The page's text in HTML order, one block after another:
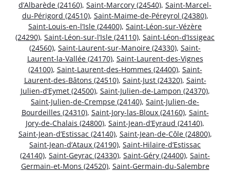
d’Albarède (24160), Saint-Marcory (24540), Saint-Marcel-
du-Périgord (24510), Saint-Maime-de-Péreyrol (24380),
Saint-Louis-en-l’Isle (24400), Saint-Léon-sur-Vézère
(24290), Saint-Léon-sur-l’Isle (24110), Saint-Léon-d’Issigeac
(24560), Saint-Laurent-sur-Manoire (24330), Saint-
Laurent-la-Vallée (24170), Saint-Laurent-des-Vignes
(24100), Saint-Laurent-des-Hommes (24400), Saint-
Laurent-des-Bâtons (24510), Saint-Just (24320), Saint-
Julien-d’Eymet (24500), Saint-Julien-de-Lampon (24370),
Saint-Julien-de-Crempse (24140), Saint-Julien-de-
Bourdeilles (24310), Saint-Jory-las-Bloux (24160), Saint-
Jory-de-Chalais (24800), Saint-Jean-d’Eyraud (24140),
Saint-Jean-d’Estissac (24140), Saint-Jean-de-Côle (24800),
Saint-Jean-d’Ataux (24190), Saint-Hilaire-d’Estissac
(24140), Saint-Geyrac (24330), Saint-Géry (24400), Saint-
Germain-et-Mons (24520), Saint-Germain-du-Salembre